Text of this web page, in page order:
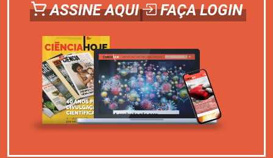
ASSINE AQUI FAÇA LOGIN